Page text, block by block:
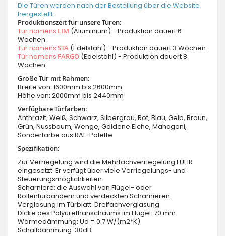
Die Türen werden nach der Bestellung über die Website
hergestellt
Produktionszeit für unsere Türen:
Tür namens LIM (Aluminium) - Produktion dauert 6
Wochen
Tür namens STA (Edelstahl) - Produktion dauert 3 Wochen
Tür namens FARGO (Edelstahl) - Produktion dauert 8
Wochen
Größe Tür mit Rahmen:
Breite von: 1600mm bis 2600mm
Höhe von: 2000mm bis 2440mm
Verfügbare Türfarben:
Anthrazit, Weiß, Schwarz, Silbergrau, Rot, Blau, Gelb, Braun,
Grün, Nussbaum, Wenge, Goldene Eiche, Mahagoni,
Sonderfarbe aus RAL-Palette
Spezifikation:
Zur Verriegelung wird die Mehrfachverriegelung FUHR
eingesetzt. Er verfügt über viele Verriegelungs- und
Steuerungsmöglichkeiten.
Scharniere: die Auswahl von Flügel- oder
Rollentürbändern und verdeckten Scharnieren.
Verglasung im Türblatt: Dreifachverglasung
Dicke des Polyurethanschaums im Flügel: 70 mm
Wärmedämmung: Ud = 0.7 W/(m2*K)
Schalldämmung: 30dB